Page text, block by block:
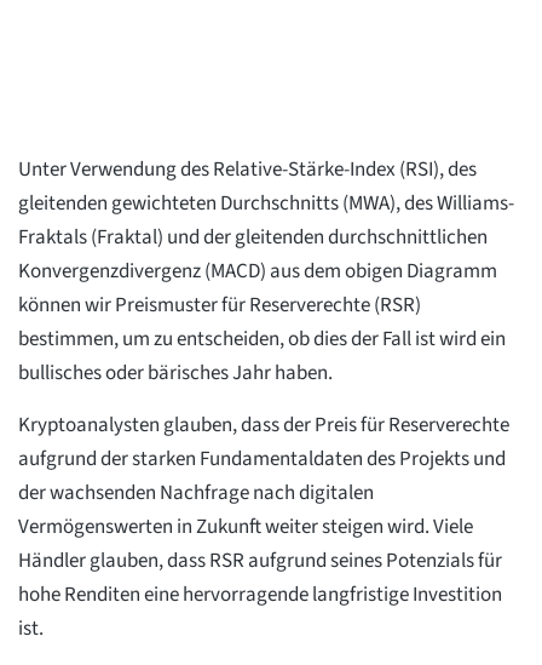
Unter Verwendung des Relative-Stärke-Index (RSI), des
gleitenden gewichteten Durchschnitts (MWA), des Williams-
Fraktals (Fraktal) und der gleitenden durchschnittlichen
Konvergenzdivergenz (MACD) aus dem obigen Diagramm
können wir Preismuster für Reserverechte (RSR)
bestimmen, um zu entscheiden, ob dies der Fall ist wird ein
bullisches oder bärisches Jahr haben.
Kryptoanalysten glauben, dass der Preis für Reserverechte
aufgrund der starken Fundamentaldaten des Projekts und
der wachsenden Nachfrage nach digitalen
Vermögenswerten in Zukunft weiter steigen wird. Viele
Händler glauben, dass RSR aufgrund seines Potenzials für
hohe Renditen eine hervorragende langfristige Investition
ist.